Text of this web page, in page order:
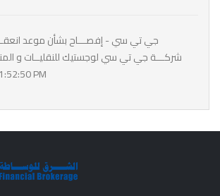
جي تي سي - إفصـــاح بشأن موعد
شركـــة جي تي سي لوجستيك للنقليــات و
PM